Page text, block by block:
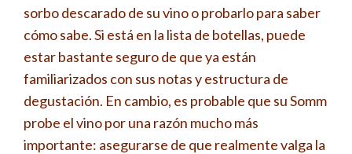
sorbo descarado de su vino o probarlo para saber
cómo sabe. Si está en la lista de botellas, puede
estar bastante seguro de que ya están
familiarizados con sus notas y estructura de
degustación. En cambio, es probable que su Somm
probe el vino por una razón mucho más
importante: asegurarse de que realmente valga la